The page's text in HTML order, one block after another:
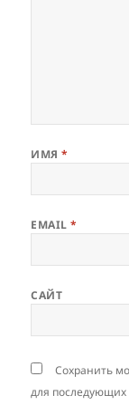
ИМЯ*
EMAIL*
САЙТ
Сохранить
для